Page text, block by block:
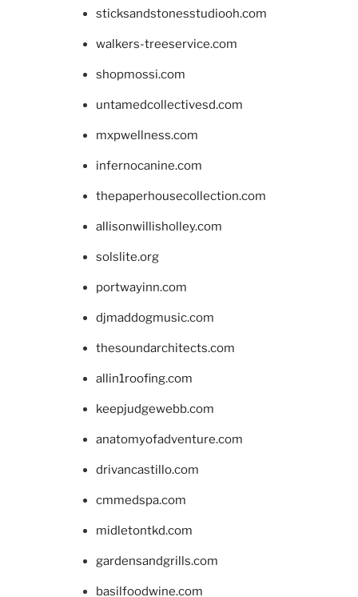
sticksandstonesstudiooh.com
walkers-treeservice.com
shopmossi.com
untamedcollectivesd.com
mxpwellness.com
infernocanine.com
thepaperhousecollection.com
allisonwillisholley.com
solslite.org
portwayinn.com
djmaddogmusic.com
thesoundarchitects.com
allin1roofing.com
keepjudgewebb.com
anatomyofadventure.com
drivancastillo.com
cmmedspa.com
midletontkd.com
gardensandgrills.com
basilfoodwine.com